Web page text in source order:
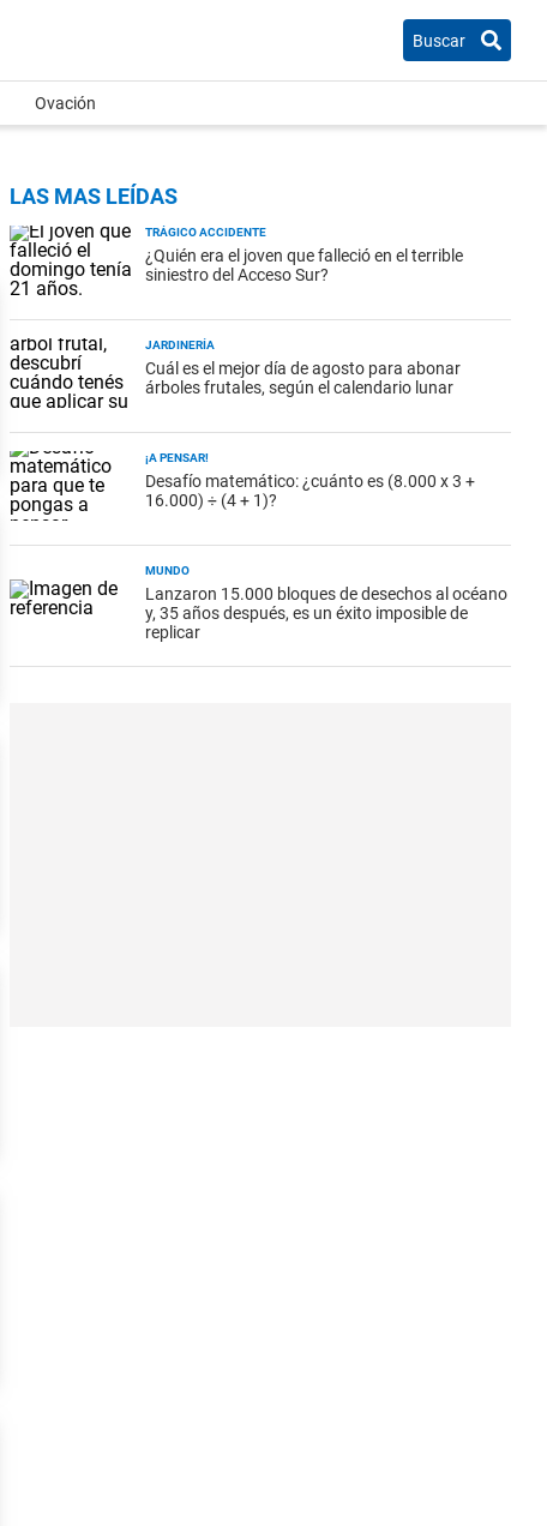
Buscar
Ovación
LAS MAS LEÍDAS
TRÁGICO ACCIDENTE
¿Quién era el joven que falleció en el terrible
siniestro del Acceso Sur?
JARDINERÍA
Cuál es el mejor día de agosto para abonar
árboles frutales, según el calendario lunar
¡A PENSAR!
Desafío matemático: ¿cuánto es (8.000 x 3 +
16.000) ÷ (4 + 1)?
MUNDO
Lanzaron 15.000 bloques de desechos al océano
y, 35 años después, es un éxito imposible de
replicar